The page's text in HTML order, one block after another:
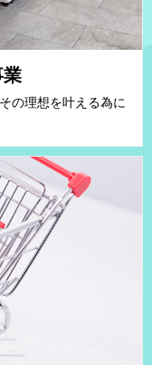
業
の理想を叶える為に